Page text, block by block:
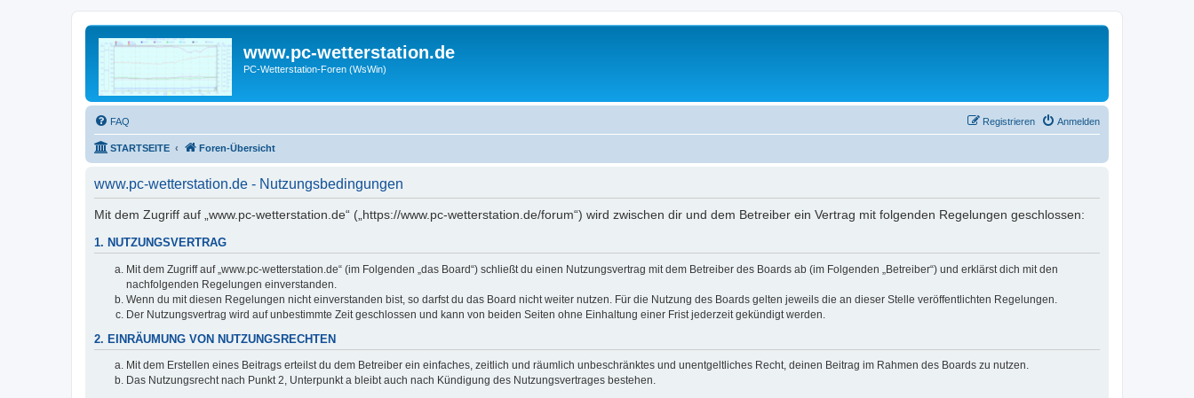
www.pc-wetterstation.de
PC-Wetterstation-Foren (WsWin)
FAQ Anmelden
Registrieren
STARTSEITE Foren-Übersicht
www.pc-wetterstation.de - Nutzungsbedingungen
Mit dem Zugriff auf „www.pc-wetterstation.de“ („https://www.pc-wetterstation.de/forum“) wird zwischen dir und dem Betreiber ein Vertrag mit folgenden Regelungen geschlossen:
1. NUTZUNGSVERTRAG
Mit dem Zugriff auf „www.pc-wetterstation.de“ (im Folgenden „das Board“) schließt du einen Nutzungsvertrag mit dem Betreiber des Boards ab (im Folgenden „Betreiber“) und erklärst dich mit den
nachfolgenden Regelungen einverstanden.
Wenn du mit diesen Regelungen nicht einverstanden bist, so darfst du das Board nicht weiter nutzen. Für die Nutzung des Boards gelten jeweils die an dieser Stelle veröffentlichten Regelungen.
Der Nutzungsvertrag wird auf unbestimmte Zeit geschlossen und kann von beiden Seiten ohne Einhaltung einer Frist jederzeit gekündigt werden.
2. EINRÄUMUNG VON NUTZUNGSRECHTEN
Mit dem Erstellen eines Beitrags erteilst du dem Betreiber ein einfaches, zeitlich und räumlich unbeschränktes und unentgeltliches Recht, deinen Beitrag im Rahmen des Boards zu nutzen.
Das Nutzungsrecht nach Punkt 2, Unterpunkt a bleibt auch nach Kündigung des Nutzungsvertrages bestehen.